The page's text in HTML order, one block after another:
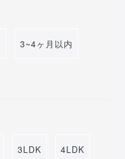
3~4ヶ月以内
3LDK 4LDK